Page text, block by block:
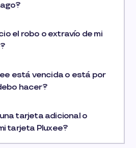
el robo o extravío de mi
está vencida o está por
hacer?
tarjeta adicional o
tarjeta Pluxee?